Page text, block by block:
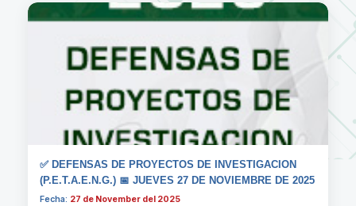
✅ DEFENSAS DE PROYECTOS DE INVESTIGACION
(P.E.T.A.E.N.G.) 📅 JUEVES 27 DE NOVIEMBRE DE 2025
Fecha: 27 de November del 2025